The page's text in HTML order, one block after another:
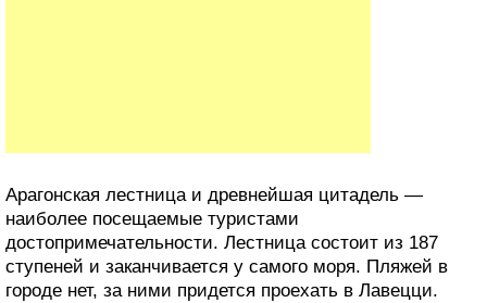
Арагонская лестница и древнейшая цитадель —
наиболее посещаемые туристами
достопримечательности. Лестница состоит из 187
ступеней и заканчивается у самого моря. Пляжей в
городе нет, за ними придется проехать в Лавецци.